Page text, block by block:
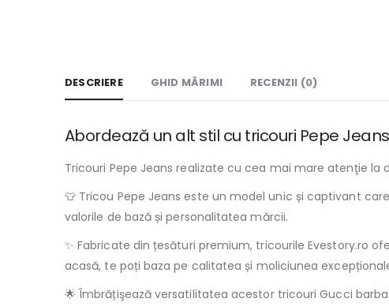
DESCRIERE GHID MĂRIMI RECENZII (0)
Abordează un alt stil cu tricouri Pepe
Tricouri Pepe Jeans realizate cu cea mai mare atenţie
👕 Tricou Pepe Jeans este un model unic și captivant
valorile de bază și personalitatea mărcii.
✨ Fabricate din țesături premium, tricourile Evestory.ro
acasă, te poți baza pe calitatea și moliciunea
🌟 Îmbrățişează versatilitatea acestor tricouri Gucci